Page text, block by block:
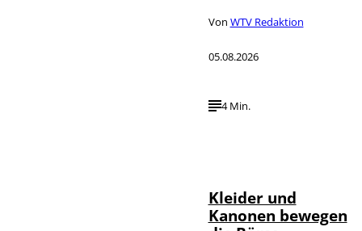
Von WTV Redaktion
05.08.2026
4 Min.
Kleider und
Kanonen bewegen